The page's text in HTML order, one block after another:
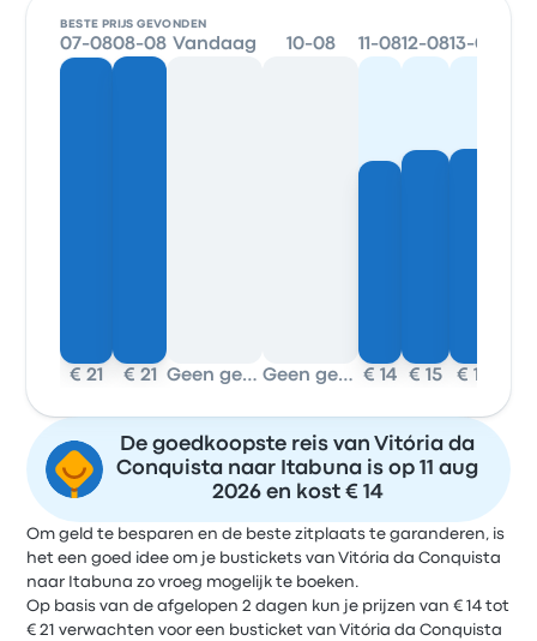
BESTE PRIJS GEVONDEN
07-08
€ 21
08-08
€ 21
Vandaag
Geen gegevens
10-08
Geen gegevens
11-08
€ 14
12-08
€ 15
13-08
€ 15
De goedkoopste reis van Vitória da
Conquista naar Itabuna is op 11 aug
2026 en kost € 14
Om geld te besparen en de beste zitplaats te garanderen, is
het een goed idee om je bustickets van Vitória da Conquista
naar Itabuna zo vroeg mogelijk te boeken.
Op basis van de afgelopen 2 dagen kun je prijzen van € 14 tot
€ 21 verwachten voor een busticket van Vitória da Conquista